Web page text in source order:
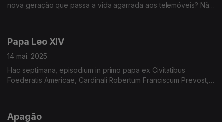
nova geração que passa a vida agarrada aos telemóveis? Não
Papa Leo XIV
14 mai. 2025
Hac septimana, episodium in primo papa ex Civitatibus
Foederatis Americae, Cardinali Robertum Franciscum Prevost,
Apagão